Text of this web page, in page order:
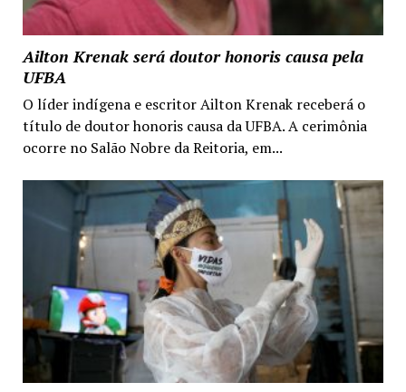
Ailton Krenak será doutor honoris causa pela
UFBA
O líder indígena e escritor Ailton Krenak receberá o
título de doutor honoris causa da UFBA. A cerimônia
ocorre no Salão Nobre da Reitoria, em...